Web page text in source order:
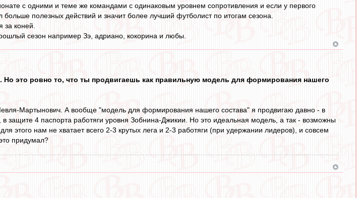
с одними и теме же командами с одинаковым уровнем сопротивления и если у первого
полезных действий и значит более лучший футболист по итогам сезона.
за коней.
сезон например Зэ, адриано, кокорина и любы.
Но это ровно то, что ты продвигаешь как правильную модель для формирования нашего
Мартынович. А вообще "модель для формирования нашего состава" я продвигаю давно - в
защите 4 паспорта работяги уровня Зобнина-Джикии. Но это идеальная модель, а так - возможны
этого нам не хватает всего 2-3 крутых лега и 2-3 работяги (при удержании лидеров), и совсем
придумал?